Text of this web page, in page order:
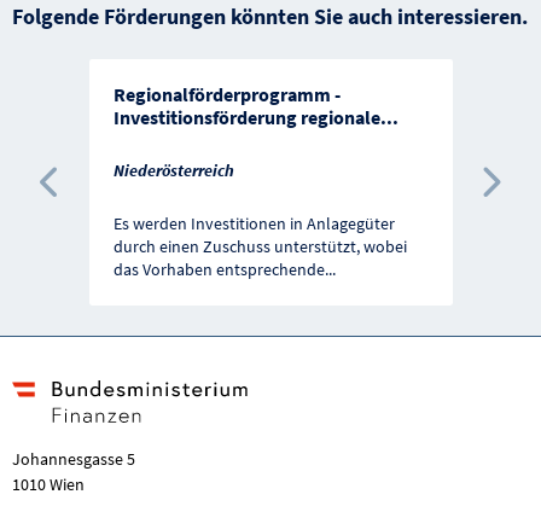
Folgende Förderungen könnten Sie auch interessieren.
Regionalförderprogramm -
Investitionsförderung regionale...
Niederösterreich
Es werden Investitionen in Anlagegüter
durch einen Zuschuss unterstützt, wobei
das Vorhaben entsprechende...
Vorherige Förderung
Johannesgasse 5
1010 Wien